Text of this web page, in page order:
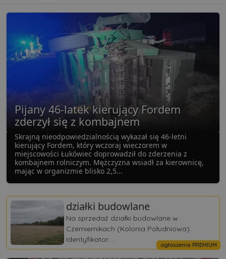
Pijany 46-latek kierujący Fordem
zderzył się z kombajnem
Skrajną nieodpowiedzialnością wykazał się 46-letni
kierujący Fordem, który wczoraj wieczorem w
miejscowości Łukówiec doprowadził do zderzenia z
kombajnem rolniczym. Mężczyzna wsiadł za kierownicę,
mając w organizmie blisko 2,5...
ogłoszenie PREMIUM
działki budowlane
Na sprzedaż działki budowlane w
Czemiernikach (Kolonia Południowa)
Identyfikator:...